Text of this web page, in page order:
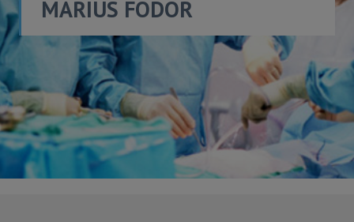
MARIUS FODOR